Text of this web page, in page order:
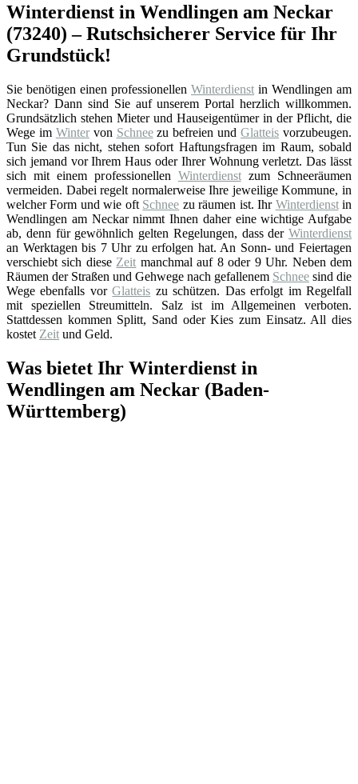
Winterdienst in Wendlingen am Neckar
(73240) – Rutschsicherer Service für Ihr
Grundstück!
Sie benötigen einen professionellen Winterdienst in Wendlingen am
Neckar? Dann sind Sie auf unserem Portal herzlich willkommen.
Grundsätzlich stehen Mieter und Hauseigentümer in der Pflicht, die
Wege im Wintervon Schneezu befreien undGlatteis vorzubeugen.
Tun Sie das nicht, stehen sofort Haftungsfragen im Raum, sobald
sich jemand vor Ihrem Haus oder Ihrer Wohnung verletzt. Das lässt
sich mit einem professionellen Winterdienstzum Schneeräumen
vermeiden. Dabei regelt normalerweise Ihre jeweilige Kommune, in
welcher Form und wie oft Schnee zu räumen ist. Ihr Winterdienstin
Wendlingen am Neckar nimmt Ihnen daher eine wichtige Aufgabe
ab, denn für gewöhnlich gelten Regelungen, dass der Winterdienst
an Werktagen bis 7 Uhr zu erfolgen hat. An Sonn- und Feiertagen
verschiebt sich diese Zeit manchmal auf 8 oder 9 Uhr. Neben dem
Räumen der Straßen und Gehwege nach gefallenem Schnee sind die
Wege ebenfalls vorGlatteis zu schützen. Das erfolgt im Regelfall
mit speziellen Streumitteln. Salz ist im Allgemeinen verboten.
Stattdessen kommen Splitt, Sand oder Kies zum Einsatz. All dies
kostet Zeit und Geld.
Was bietet Ihr Winterdienst in
Wendlingen am Neckar (Baden-
Württemberg)